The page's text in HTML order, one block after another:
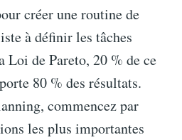
créer une routine de
à définir les tâches
de Pareto, 20 % de ce
80 % des résultats.
commencez par
les plus importantes